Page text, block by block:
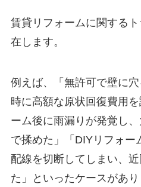
賃貸リフォームに関する
在します。
例えば、「無許可で壁に
時に高額な原状回復費用
ーム後に雨漏りが発覚し
で揉めた」「DIYリフォー
配線を切断してしまい、
た」といったケースがあり